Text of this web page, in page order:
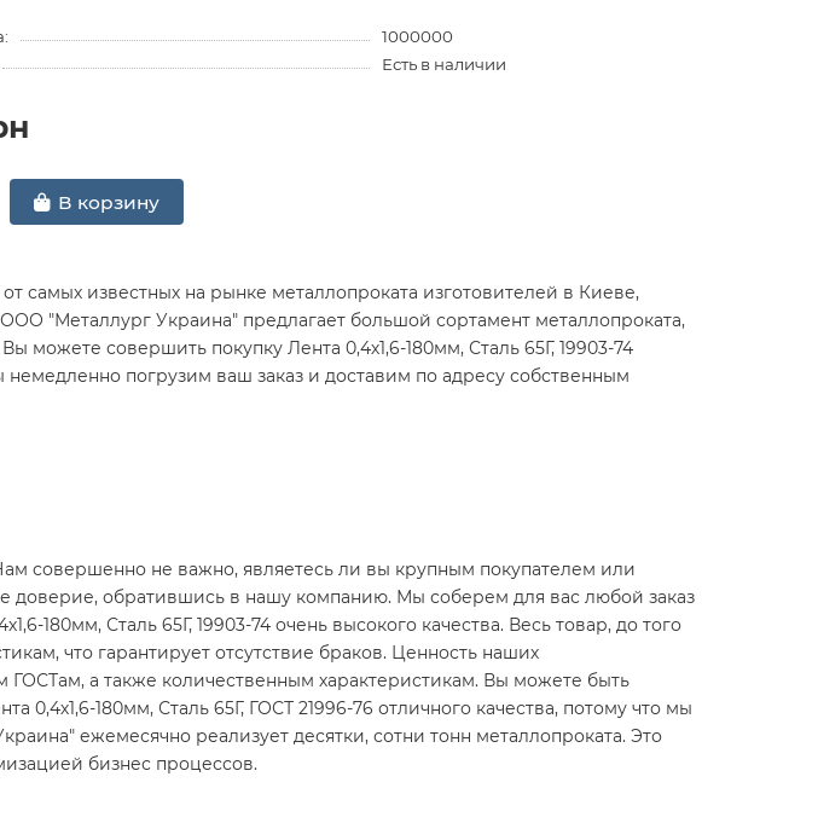
1000000
Есть в наличии
В корзину
известных на рынке металлопроката изготовителей в Киеве,
"Металлург Украина" предлагает большой сортамент металлопроката,
можете совершить покупку Лента 0,4х1,6-180мм, Сталь 65Г, 19903-74
погрузим ваш заказ и доставим по адресу собственным
совершенно не важно, являетесь ли вы крупным покупателем или
доверие, обратившись в нашу компанию. Мы соберем для вас любой заказ
180мм, Сталь 65Г, 19903-74 очень высокого качества. Весь товар, до того
что гарантирует отсутствие браков. Ценность наших
ГОСТам, а также количественным характеристикам. Вы можете быть
0,4х1,6-180мм, Сталь 65Г, ГОСТ 21996-76 отличного качества, потому что мы
ежемесячно реализует десятки, сотни тонн металлопроката. Это
бизнес процессов.